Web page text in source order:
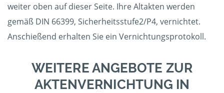
weiter oben auf dieser Seite. Ihre Altakten werden
gemäß DIN 66399, Sicherheitsstufe2/P4, vernichtet.
Anschießend erhalten Sie ein Vernichtungsprotokoll.
WEITERE ANGEBOTE ZUR
AKTENVERNICHTUNG IN